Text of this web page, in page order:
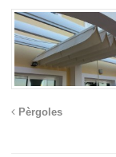
Pèrgoles